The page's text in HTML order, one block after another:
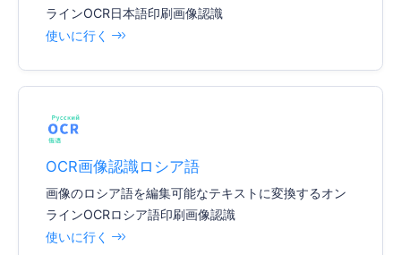
ラインOCR日本語印刷画像認識
使いに行く
OCR画像認識ロシア語
画像のロシア語を編集可能なテキストに変換するオン
ラインOCRロシア語印刷画像認識
使いに行く